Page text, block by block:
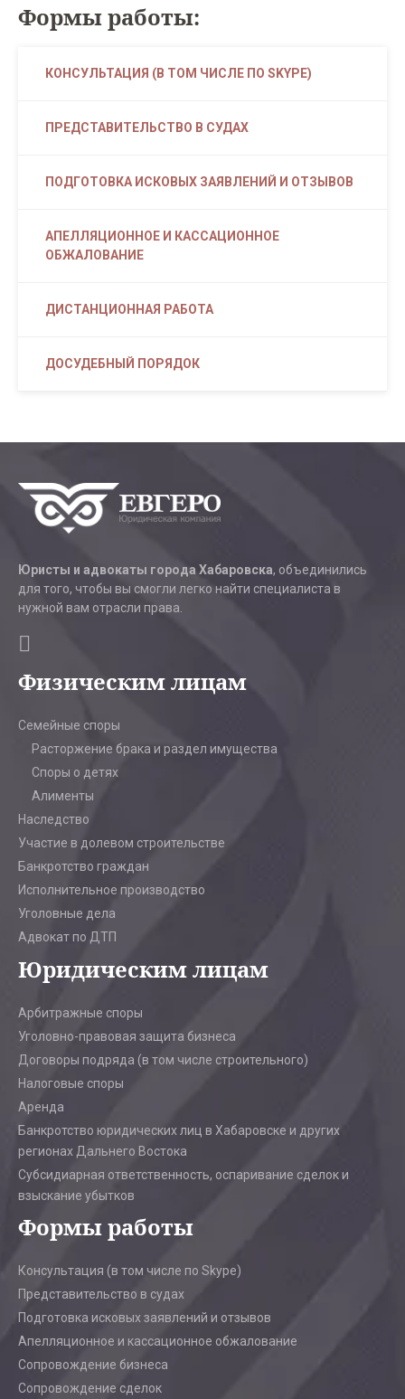
Формы работы:
КОНСУЛЬТАЦИЯ (В ТОМ ЧИСЛЕ ПО SKYPE)
ПРЕДСТАВИТЕЛЬСТВО В СУДАХ
ПОДГОТОВКА ИСКОВЫХ ЗАЯВЛЕНИЙ И ОТЗЫВОВ
АПЕЛЛЯЦИОННОЕ И КАССАЦИОННОЕ
ОБЖАЛОВАНИЕ
ДИСТАНЦИОННАЯ РАБОТА
ДОСУДЕБНЫЙ ПОРЯДОК
Юристы и адвокаты города Хабаровска, объединились
для того, чтобы вы смогли легко найти специалиста в
нужной вам отрасли права.
Физическим лицам
Семейные споры
Расторжение брака и раздел имущества
Споры о детях
Алименты
Наследство
Участие в долевом строительстве
Банкротство граждан
Исполнительное производство
Уголовные дела
Адвокат по ДТП
Юридическим лицам
Арбитражные споры
Уголовно-правовая защита бизнеса
Договоры подряда (в том числе строительного)
Налоговые споры
Аренда
Банкротство юридических лиц в Хабаровске и других
регионах Дальнего Востока
Субсидиарная ответственность, оспаривание сделок и
взыскание убытков
Формы работы
Консультация (в том числе по Skype)
Представительство в судах
Подготовка исковых заявлений и отзывов
Апелляционное и кассационное обжалование
Сопровождение бизнеса
Сопровождение сделок